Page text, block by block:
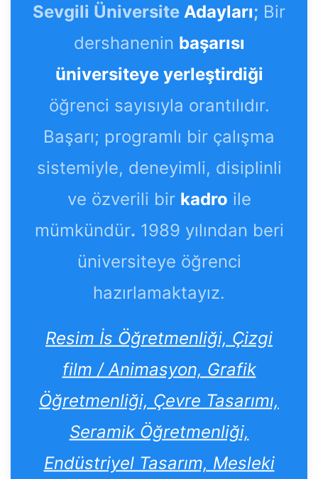
Sevgili Üniversite Adayları; Bir
dershanenin başarısı
üniversiteye yerleştirdiği
öğrenci sayısıyla orantılıdır.
Başarı; programlı bir çalışma
sistemiyle, deneyimli, disiplinli
ve özverili bir kadro ile
mümkündür. 1989 yılından beri
üniversiteye öğrenci
hazırlamaktayız.
Resim İs Öğretmenliği, Çizgi
film / Animasyon, Grafik
Öğretmenliği, Çevre Tasarımı,
Seramik Öğretmenliği,
Endüstriyel Tasarım, Mesleki